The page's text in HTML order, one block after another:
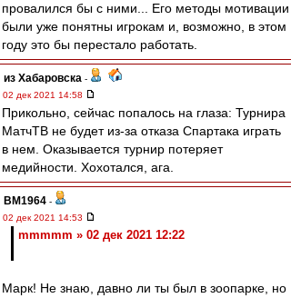
провалился бы с ними... Его методы мотивации
были уже понятны игрокам и, возможно, в этом
году это бы перестало работать.
из Хабаровска -
02 дек 2021 14:58
Прикольно, сейчас попалось на глаза: Турнира
МатчТВ не будет из-за отказа Спартака играть
в нем. Оказывается турнир потеряет
медийности. Хохотался, ага.
BM1964 -
02 дек 2021 14:53
mmmmm » 02 дек 2021 12:22
Марк! Не знаю, давно ли ты был в зоопарке, но